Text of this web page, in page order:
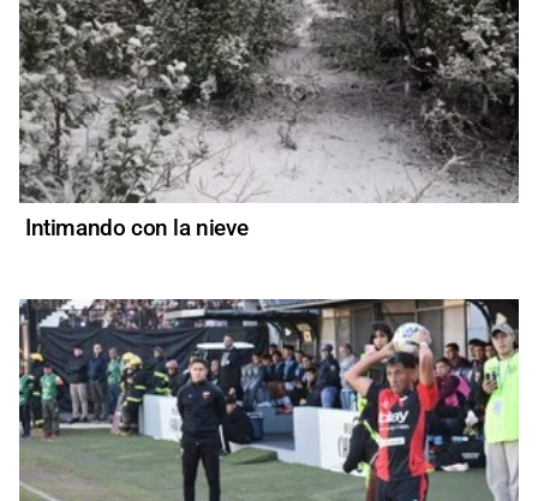
Intimando con la nieve